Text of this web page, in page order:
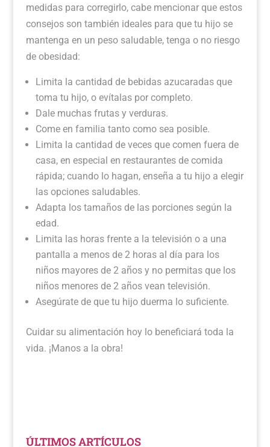
medidas para corregirlo, cabe mencionar que estos
consejos son también ideales para que tu hijo se
mantenga en un peso saludable, tenga o no riesgo
de obesidad:
Limita la cantidad de bebidas azucaradas que
toma tu hijo, o evítalas por completo.
Dale muchas frutas y verduras.
Come en familia tanto como sea posible.
Limita la cantidad de veces que comen fuera de
casa, en especial en restaurantes de comida
rápida; cuando lo hagan, enseña a tu hijo a elegir
las opciones saludables.
Adapta los tamaños de las porciones según la
edad.
Limita las horas frente a la televisión o a una
pantalla a menos de 2 horas al día para los
niños mayores de 2 años y no permitas que los
niños menores de 2 años vean televisión.
Asegúrate de que tu hijo duerma lo suficiente.
Cuidar su alimentación hoy lo beneficiará toda la
vida. ¡Manos a la obra!
ÚLTIMOS ARTÍCULOS